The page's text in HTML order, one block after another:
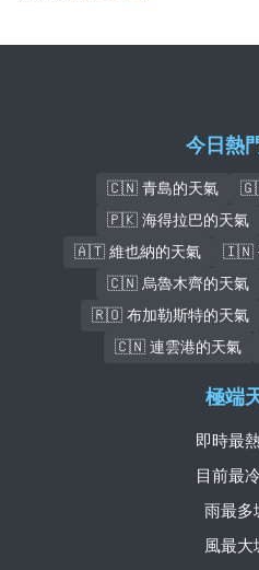
今日熱
🇨🇳 青島的天氣
🇵🇰 海得拉巴的天氣
🇦🇹 維也納的天氣
🇮🇳
🇨🇳 烏魯木齊的天氣
🇷🇴 布加勒斯特的天氣
🇨🇳 連雲港的天氣
極端
即時最
目前最
雨最多
風最大